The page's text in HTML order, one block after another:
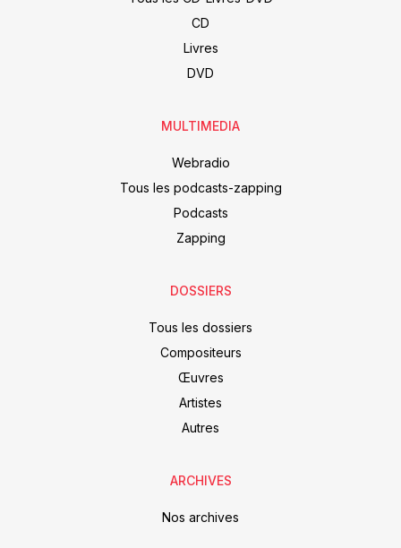
CD
Livres
DVD
MULTIMEDIA
Webradio
Tous les podcasts-zapping
Podcasts
Zapping
DOSSIERS
Tous les dossiers
Compositeurs
Œuvres
Artistes
Autres
ARCHIVES
Nos archives